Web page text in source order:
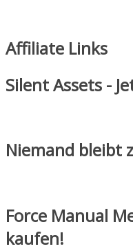
Affiliate Links
Silent Assets -
Niemand bleibt
Force Manual
kaufen!